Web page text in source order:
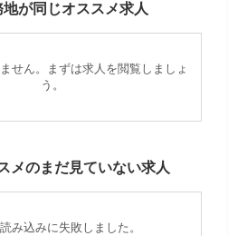
が同じオススメ求人
せん。まずは求人を閲覧しましょ
う。
メのまだ見ていない求人
み込みに失敗しました。